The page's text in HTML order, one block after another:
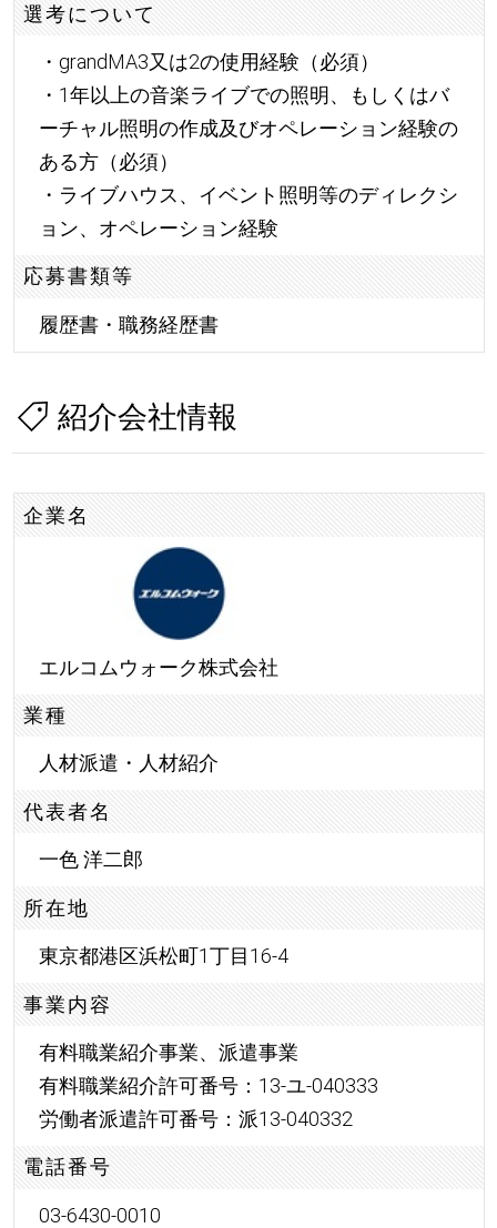
選考について
・grandMA3又は2の使用経験（必須）
・1年以上の音楽ライブでの照明、もしくはバ
ーチャル照明の作成及びオペレーション経験の
ある方（必須）
・ライブハウス、イベント照明等のディレクシ
ョン、オペレーション経験
応募書類等
履歴書・職務経歴書
紹介会社情報
企業名
エルコムウォーク株式会社
業種
人材派遣・人材紹介
代表者名
一色 洋二郎
所在地
東京都港区浜松町1丁目16-4
事業内容
有料職業紹介事業、派遣事業
有料職業紹介許可番号：13-ユ-040333
労働者派遣許可番号：派13-040332
電話番号
03-6430-0010